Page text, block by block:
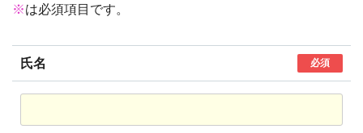
※は必須項目です。
氏名 必須